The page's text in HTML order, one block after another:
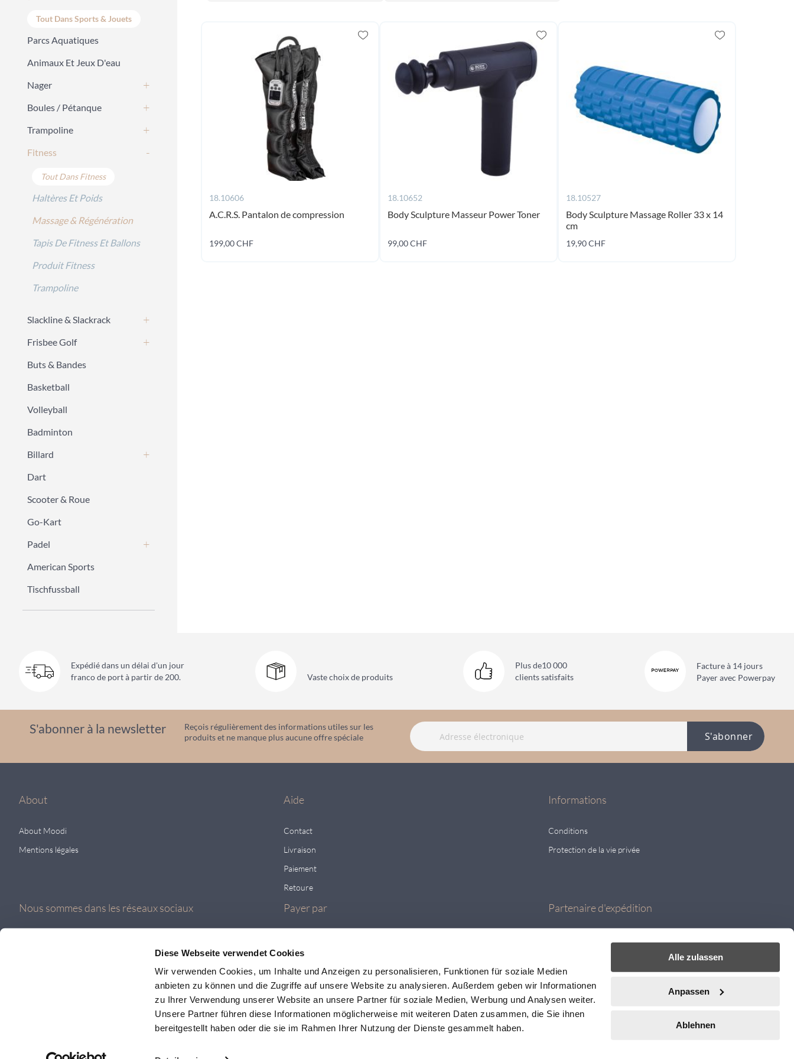
Diese Webseite verwendet Cookies
Wir verwenden Cookies, um Inhalte und Anzeigen zu personalisieren, Funktionen für soziale Medien
anbieten zu können und die Zugriffe auf unsere Website zu analysieren. Außerdem geben wir Informationen
zu Ihrer Verwendung unserer Website an unsere Partner für soziale Medien, Werbung und Analysen weiter.
Unsere Partner führen diese Informationen möglicherweise mit weiteren Daten zusammen, die Sie ihnen
bereitgestellt haben oder die sie im Rahmen Ihrer Nutzung der Dienste gesammelt haben.
Alle zulassen
Anpassen
Ablehnen
18.10606
A.C.R.S. Pantalon de compression
199,00 CHF
18.10652
Body Sculpture Masseur Power Toner
99,00 CHF
18.10527
Body Sculpture Massage Roller 33 x 14
cm
19,90 CHF
Tout Dans Sports & Jouets
Parcs Aquatiques
Animaux Et Jeux D'eau
Nager
Boules / Pétanque
Trampoline
Fitness
Tout Dans Fitness
Haltères Et Poids
Massage & Régénération
Tapis De Fitness Et Ballons
Produit Fitness
Trampoline
Slackline & Slackrack
Frisbee Golf
Buts & Bandes
Basketball
Volleyball
Badminton
Billard
Dart
Scooter & Roue
Go-Kart
Padel
American Sports
Tischfussball
Expédié dans un délai d'un jour
franco de port à partir de 200.
Vaste choixde produits
Plus de10 000
clients satisfaits
Facture à 14 jours
Payer avec Powerpay
S'abonner à la newsletter
Reçois régulièrement des informations utiles sur les
produits et ne manque plus aucune offre spéciale
S'abonner
About
About Moodi
Mentions légales
Aide
Contact
Livraison
Paiement
Retoure
Informations
Conditions
Protection de la vie privée
Nous sommes dans les réseaux sociaux Payer par Partenaire d'expédition
Pour plus de produits, consultez le site